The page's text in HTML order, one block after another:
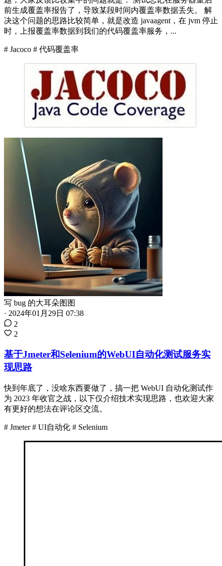
前生成覆盖率报告了，导致某段时间内覆盖率数据丢失。 解
决这个问题的思路比较简单，就是改造 javaagent，在 jvm 停止
时，上报覆盖率数据到我们的代码覆盖率服务，...
# Jacoco # 代码覆盖率
写 bug 的大耳朵图图
· 2024年01月29日 07:38
2
2
基于Jmeter和Selenium的WebUI自动化测试服务实
现思路
快到年底了，没啥东西要做了，搞一把 WebUI 自动化测试作
为 2023 年收官之战，以下仅介绍技术实现思路，也欢迎大家
有更好的想法在评论区交流。
# Jmeter # UI自动化 # Selenium